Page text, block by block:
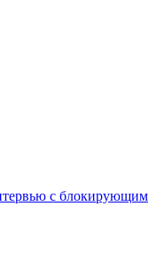
с блокирующим